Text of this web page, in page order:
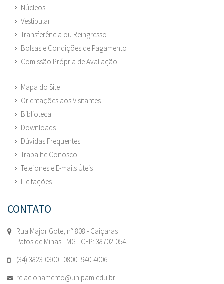
Núcleos
Vestibular
Transferência ou Reingresso
Bolsas e Condições de Pagamento
Comissão Própria de Avaliação
Mapa do Site
Orientações aos Visitantes
Biblioteca
Downloads
Dúvidas Frequentes
Trabalhe Conosco
Telefones e E-mails Úteis
Licitações
CONTATO
Rua Major Gote, n° 808 - Caiçaras
Patos de Minas - MG - CEP: 38702-054.
(34) 3823-0300 | 0800- 940-4006
relacionamento@unipam.edu.br